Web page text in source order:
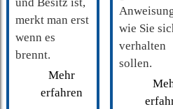
merkt man erst
wenn es
brennt.
Mehr
erfahren
wie Sie
verhalten
sollen.